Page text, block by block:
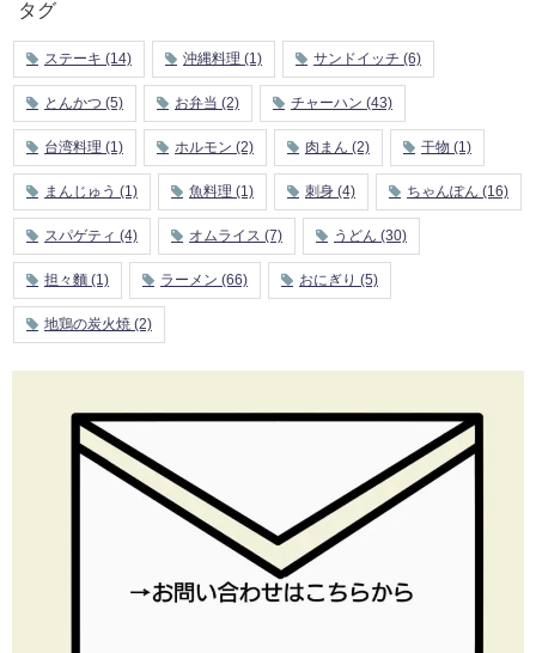
タグ
ステーキ (14) 沖縄料理 (1) サンドイッチ (6)
とんかつ (5) お弁当 (2) チャーハン (43)
台湾料理 (1) ホルモン (2) 肉まん (2) 干物 (1)
まんじゅう (1) 魚料理 (1) 刺身 (4) ちゃんぽん (16)
スパゲティ (4) オムライス (7) うどん (30)
担々麵 (1) ラーメン (66) おにぎり (5)
地鶏の炭火焼 (2)